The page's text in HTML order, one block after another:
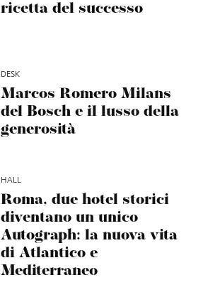
ricetta del successo
DESK
Marcos Romero Milans
del Bosch e il lusso della
generosità
HALL
Roma, due hotel storici
diventano un unico
Autograph: la nuova vita
di Atlantico e
Mediterraneo